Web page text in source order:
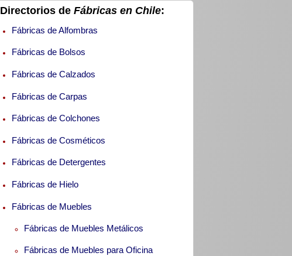
Directorios deFábricas en Chile:
Fábricas de Alfombras
Fábricas de Bolsos
Fábricas de Calzados
Fábricas de Carpas
Fábricas de Colchones
Fábricas de Cosméticos
Fábricas de Detergentes
Fábricas de Hielo
Fábricas de Muebles
Fábricas de Muebles Metálicos
Fábricas de Muebles para Oficina